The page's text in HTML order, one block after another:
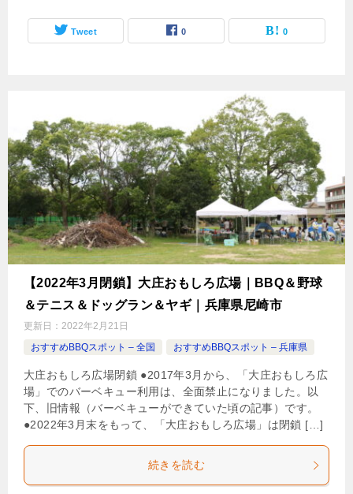
Tweet 0 0
【2022年3月閉鎖】大庄おもしろ広場｜BBQ＆野球
＆テニス＆ドッグラン＆ヤギ｜兵庫県尼崎市
更新日： 2022年2月21日
おすすめBBQスポット – 全国
おすすめBBQスポット – 兵庫県
大庄おもしろ広場閉鎖 ●2017年3月から、「大庄おもしろ広
場」でのバーベキュー利用は、全面禁止になりました。以
下、旧情報（バーベキューができていた頃の記事）です。
●2022年3月末をもって、「大庄おもしろ広場」は閉鎖 […]
続きを読む